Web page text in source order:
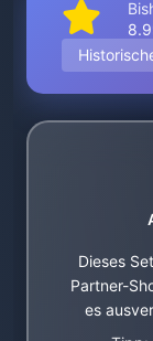
Dieses
Partner-
es